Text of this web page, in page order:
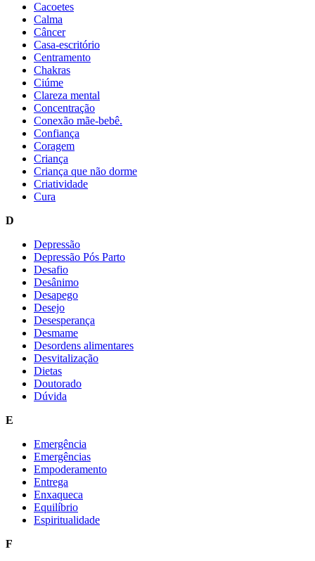
Cacoetes
Calma
Câncer
Casa-escritório
Centramento
Chakras
Ciúme
Clareza mental
Concentração
Conexão mãe-bebê.
Confiança
Coragem
Criança
Criança que não dorme
Criatividade
Cura
D
Depressão
Depressão Pós Parto
Desafio
Desânimo
Desapego
Desejo
Desesperança
Desmame
Desordens alimentares
Desvitalização
Dietas
Doutorado
Dúvida
E
Emergência
Emergências
Empoderamento
Entrega
Enxaqueca
Equilíbrio
Espiritualidade
F